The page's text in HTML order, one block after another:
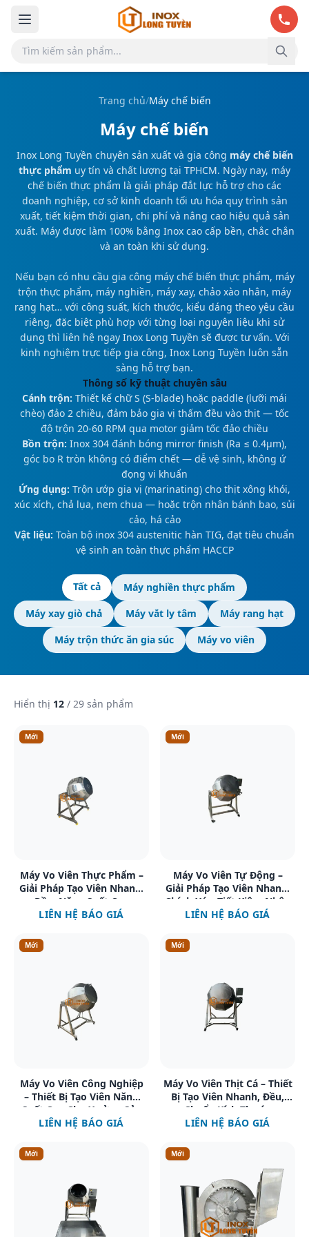
Bỏ qua đến nội dung chính
Trang chủ/Máy chế biến
Máy chế biến
Inox Long Tuyền chuyên sản xuất và gia công máy chế biến
thực phẩm uy tín và chất lượng tại TPHCM. Ngày nay, máy
chế biến thực phẩm là giải pháp đắt lực hỗ trợ cho các
doanh nghiệp, cơ sở kinh doanh tối ưu hóa quy trình sản
xuất, tiết kiệm thời gian, chi phí và nâng cao hiệu quả sản
xuất. Máy được làm 100% bằng Inox cao cấp bền, chắc chắn
và an toàn khi sử dụng.
Nếu bạn có nhu cầu gia công máy chế biến thực phẩm, máy
trộn thực phẩm, máy nghiền, máy xay, chảo xào nhân, máy
rang hạt… với công suất, kích thước, kiểu dáng theo yêu cầu
riêng, đặc biệt phù hợp với từng loại nguyên liệu khi sử
dụng thì liên hệ ngay Inox Long Tuyền sẽ được tư vấn. Với
kinh nghiệm trực tiếp gia công, Inox Long Tuyền luôn sẵn
sàng hỗ trợ bạn.
Thông số kỹ thuật chuyên sâu
Cánh trộn: Thiết kế chữ S (S-blade) hoặc paddle (lưỡi mái
chèo) đảo 2 chiều, đảm bảo gia vị thấm đều vào thịt — tốc
độ trộn 20-60 RPM qua motor giảm tốc đảo chiều
Bồn trộn: Inox 304 đánh bóng mirror finish (Ra ≤ 0.4μm),
góc bo R tròn không có điểm chết — dễ vệ sinh, không ứ
đọng vi khuẩn
Ứng dụng: Trộn ướp gia vị (marinating) cho thịt xông khói,
xúc xích, chả lụa, nem chua — hoặc trộn nhân bánh bao, sủi
cảo, há cảo
Vật liệu: Toàn bộ inox 304 austenitic hàn TIG, đạt tiêu chuẩn
vệ sinh an toàn thực phẩm HACCP
Tất cả
Máy nghiền thực phẩm
Máy xay giò chả
Máy vắt ly tâm
Máy rang hạt
Máy trộn thức ăn gia súc
Máy vo viên
Hiển thị 12 / 29 sản phẩm
Mới
Xem chi tiết
Máy Vo Viên Thực Phẩm –
Giải Pháp Tạo Viên Nhanh,
Đều, Năng Suất Cao
LIÊN HỆ BÁO GIÁ
Mới
Xem chi tiết
Máy Vo Viên Tự Động –
Giải Pháp Tạo Viên Nhanh,
Chính Xác, Tiết Kiệm Nhân
Công
LIÊN HỆ BÁO GIÁ
Mới
Xem chi tiết
Máy Vo Viên Công Nghiệp
– Thiết Bị Tạo Viên Năng
Suất Cao Cho Xưởng Sản
Xuất
LIÊN HỆ BÁO GIÁ
Mới
Xem chi tiết
Máy Vo Viên Thịt Cá – Thiết
Bị Tạo Viên Nhanh, Đều,
Chuẩn Kích Thước
LIÊN HỆ BÁO GIÁ
Mới Mới